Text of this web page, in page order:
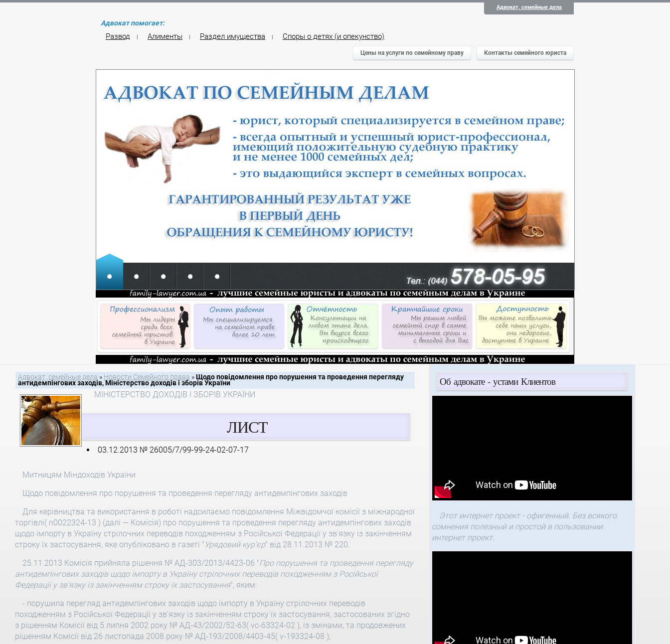
Адвокат, семейные дела
Адвокат помогает:
Развод | Алименты | Раздел имущества | Споры о детях (и опекунство)
Цены на услуги по семейному праву Контакты семейного юриста
Адвокат, семейные дела » Новости Семейного права »Щодо повідомлення про порушення та проведення перегляду
антидемпінгових заходів, Міністерство доходів і зборів України
МІНІСТЕРСТВО ДОХОДІВ І ЗБОРІВ УКРАЇНИ
ЛИСТ
03.12.2013 № 26005/7/99-99-24-02-07-17
Митницям Міндоходів України
Щодо повідомлення про порушення та проведення перегляду антидемпінгових заходів
Для керівництва та використання в роботі надсилаємо повідомлення Міжвідомчої комісії з міжнародної
торгівлі( n0022324-13 ) (далі — Комісія) про порушення та проведення перегляду антидемпінгових заходів
щодо імпорту в Україну стрілочних переводів походженням з Російської Федерації у зв'язку із закінченням
строку їх застосування, яке опубліковано в газеті "Урядовий кур'єр" від 28.11.2013 № 220.
25.11.2013 Комісія прийняла рішення № АД-303/2013/4423-06 "Про порушення та проведення перегляду
антидемпінгових заходів щодо імпорту в Україну стрілочних переводів походженням з Російської
Федерації у зв'язку із закінченням строку їх застосування", яким:
- порушила перегляд антидемпінгових заходів щодо імпорту в Україну стрілочних переводів
походженням з Російської Федерації у зв'язку із закінченням строку їх застосування, застосованих згідно
з рішенням Комісії від 5 липня 2002 року № АД-43/2002/52-63( vc-63324-02 ), із змінами, та продовжених
рішенням Комісії від 26 листопада 2008 року № АД-193/2008/4403-45( v-193324-08 );
Об адвокате - устами Клиентов
Этот интернет проект - офигенный. Без всякого
сомнения полезный и простой в пользовании
интернет проект.